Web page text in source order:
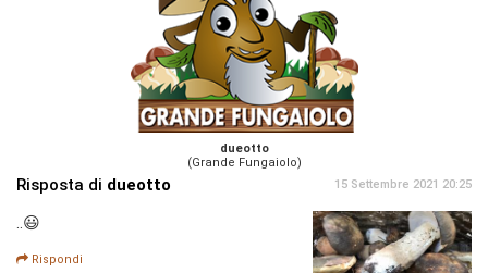
dueotto
(Grande Fungaiolo)
Risposta di dueotto 15 Settembre 2021 20:25
..😃
Rispondi